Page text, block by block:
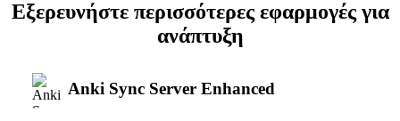
Εξερευνήστε περισσότερες εφαρμογές για
ανάπτυξη
Anki Sync Server Enhanced